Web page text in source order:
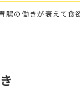
腸の働きが衰えて食